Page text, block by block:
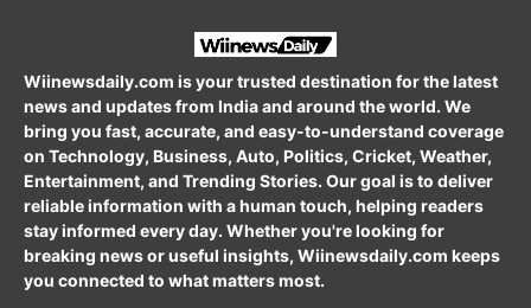
Wiinewsdaily.com is your trusted destination for the latest
news and updates from India and around the world. We
bring you fast, accurate, and easy-to-understand coverage
on Technology, Business, Auto, Politics, Cricket, Weather,
Entertainment, and Trending Stories. Our goal is to deliver
reliable information with a human touch, helping readers
stay informed every day. Whether you're looking for
breaking news or useful insights, Wiinewsdaily.com keeps
you connected to what matters most.